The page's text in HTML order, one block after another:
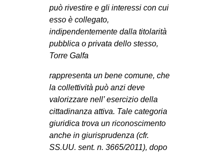
può rivestire e gli interessi con cui
esso è collegato,
indipendentemente dalla titolarità
pubblica o privata dello stesso,
Torre Galfa
rappresenta un bene comune, che
la collettività può anzi deve
valorizzare nell’ esercizio della
cittadinanza attiva. Tale categoria
giuridica trova un riconoscimento
anche in giurisprudenza (cfr.
SS.UU. sent. n. 3665/2011), dopo